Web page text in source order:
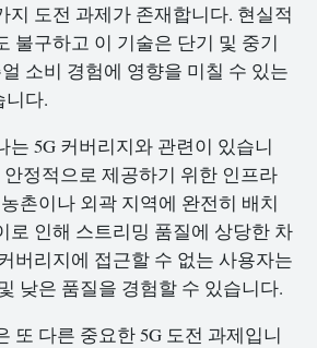
지 도전 과제가 존재합니다. 현실적
불구하고 이 기술은 단기 및 중기
소비 경험에 영향을 미칠 수 있는
니다.
는 5G 커버리지와 관련이 있습니
안정적으로 제공하기 위한 인프라
촌이나 외곽 지역에 완전히 배치
로 인해 스트리밍 품질에 상당한 차
버리지에 접근할 수 없는 사용자는
낮은 품질을 경험할 수 있습니다.
또 다른 중요한 5G 도전 과제입니